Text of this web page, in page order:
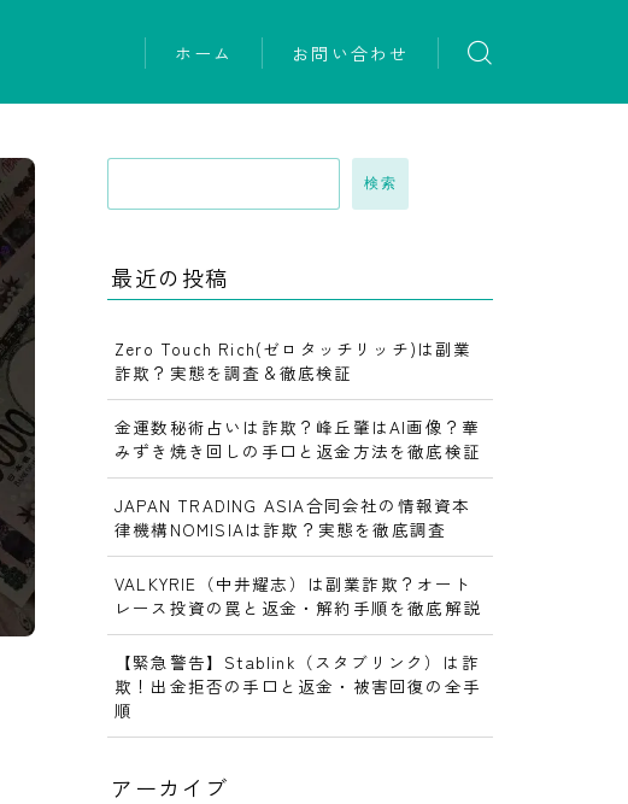
ホーム お問い合わせ
検索
最近の投稿
Zero Touch Rich(ゼロタッチリッチ)は副業
詐欺？実態を調査＆徹底検証
金運数秘術占いは詐欺？峰丘肇はAI画像？華
みずき焼き回しの手口と返金方法を徹底検証
JAPAN TRADING ASIA合同会社の情報資本
律機構NOMISIAは詐欺？実態を徹底調査
VALKYRIE（中井耀志）は副業詐欺？オート
レース投資の罠と返金・解約手順を徹底解説
【緊急警告】Stablink（スタブリンク）は詐
欺！出金拒否の手口と返金・被害回復の全手
順
アーカイブ